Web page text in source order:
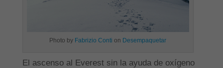
Photo by Fabrizio Conti on Desempaquetar
El ascenso al Everest sin la ayuda de oxígeno